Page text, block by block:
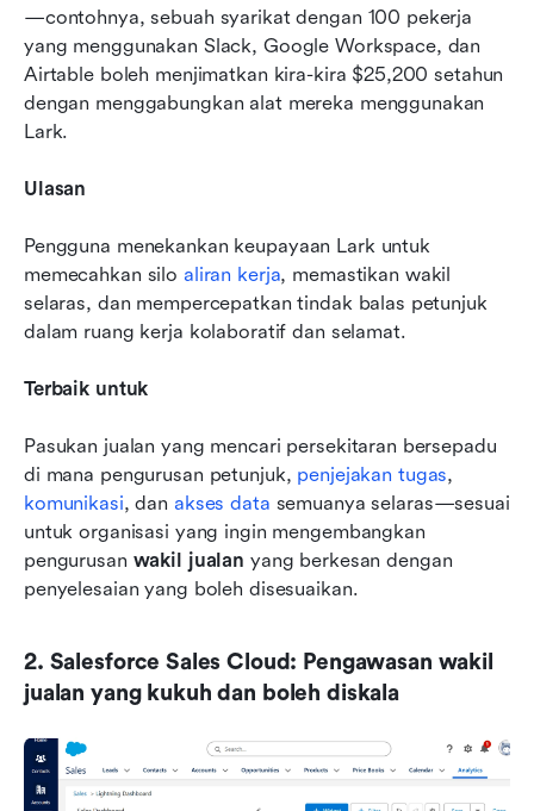
—contohnya, sebuah syarikat dengan 100 pekerja
yang menggunakan Slack, Google Workspace, dan
Airtable boleh menjimatkan kira-kira $25,200 setahun
dengan menggabungkan alat mereka menggunakan
Lark.
Ulasan
Pengguna menekankan keupayaan Lark untuk
memecahkan silo aliran kerja, memastikan wakil
selaras, dan mempercepatkan tindak balas petunjuk
dalam ruang kerja kolaboratif dan selamat.
Terbaik untuk
Pasukan jualan yang mencari persekitaran bersepadu
di mana pengurusan petunjuk, penjejakan tugas
komunikasi, dan akses data semuanya selaras—sesuai
untuk organisasi yang ingin mengembangkan
pengurusan wakil jualan yang berkesan dengan
penyelesaian yang boleh disesuaikan.
2. Salesforce Sales Cloud: Pengawasan wakil
jualan yang kukuh dan boleh diskala